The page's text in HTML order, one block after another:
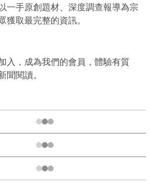
一手原創題材、深度調查報導為宗
獲取最完整的資訊。
入，成為我們的會員，體驗有質
聞閱讀。